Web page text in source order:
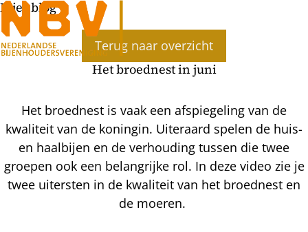
Bijenblog
Terug naar overzicht
Het broednest in juni
Het broednest is vaak een afspiegeling van de
kwaliteit van de koningin. Uiteraard spelen de huis-
en haalbijen en de verhouding tussen die twee
groepen ook een belangrijke rol. In deze video zie je
twee uitersten in de kwaliteit van het broednest en
de moeren.